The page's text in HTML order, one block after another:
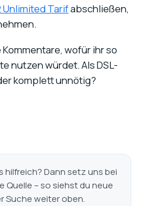
Unlimited Tarifabschließen,
wofür ihr so
nutzen würdet. Als DSL-
komplett unnötig?
hilfreich? Dann setz uns bei
Quelle – so siehst du neue
Suche weiter oben.